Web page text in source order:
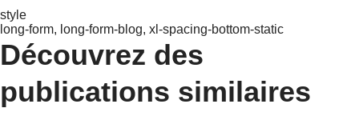
style
long-form, long-form-blog, xl-spacing-bottom-static
Découvrez des
publications similaires